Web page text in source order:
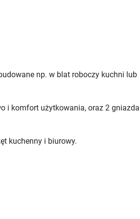
np. w blat roboczy kuchni lub
i komfort użytkowania, oraz 2 gniazda
kuchenny i biurowy.